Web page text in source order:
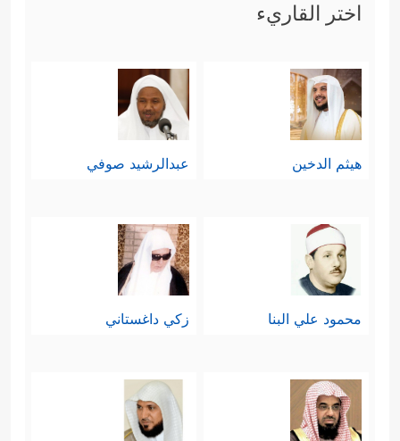
اختر القاريء
هيثم الدخين عبدالرشيد صوفي
محمود علي البنا زكي داغستاني